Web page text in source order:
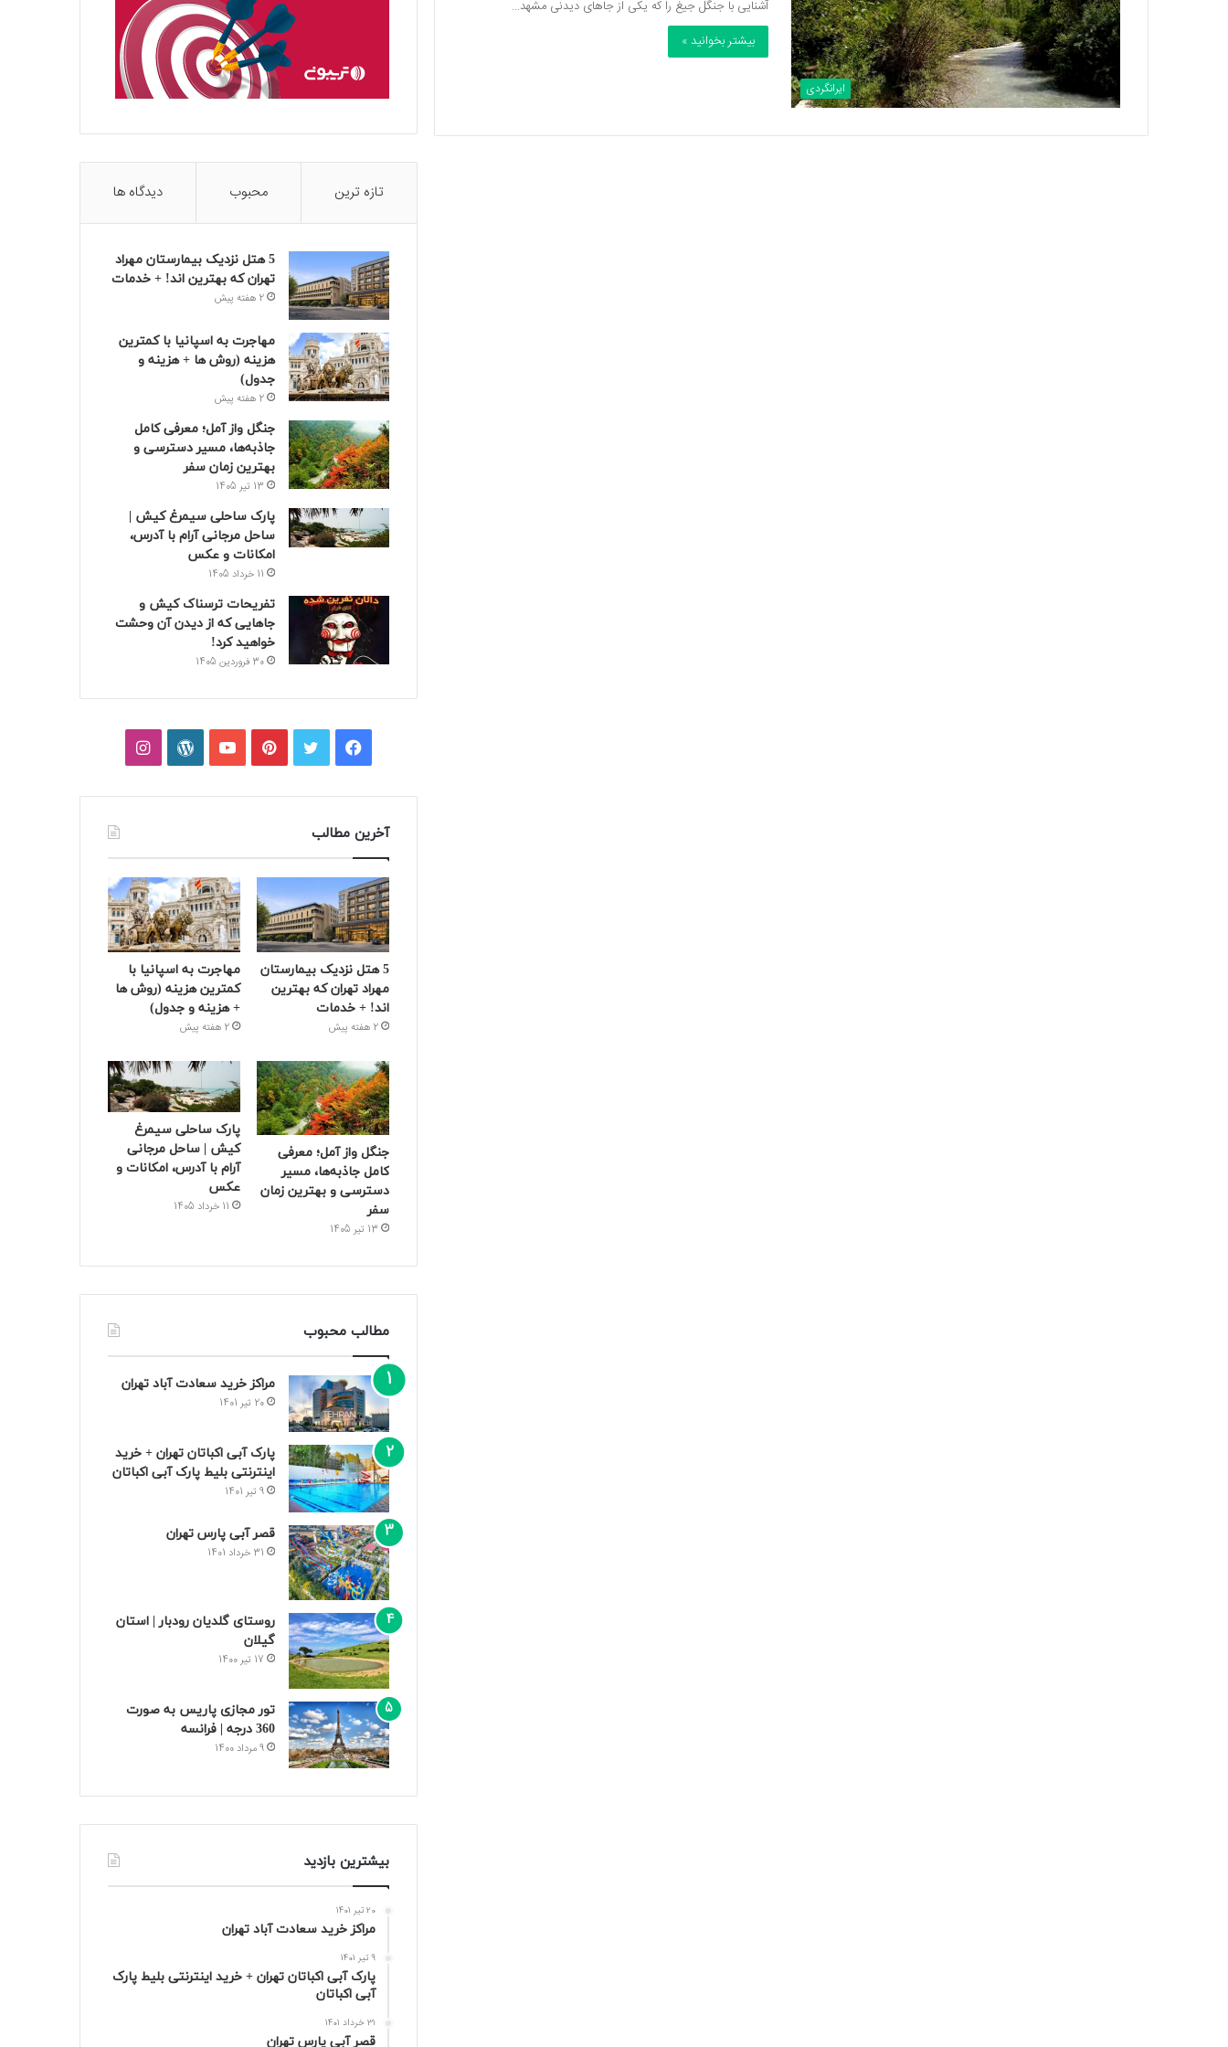
ایرانگردی
آشنایی با جنگل جیغ را که یکی از جاهای دیدنی مشهد…
بیشتر بخوانید »
تازه ترین محبوب دیدگاه ها
5 هتل نزدیک بیمارستان مهراد
تهران که بهترین‌ اند! + خدمات
2 هفته پیش
مهاجرت به اسپانیا با کمترین
هزینه (روش ها + هزینه و
جدول)
2 هفته پیش
جنگل واز آمل؛ معرفی کامل
جاذبه‌ها، مسیر دسترسی و
بهترین زمان سفر
13 تیر 1405
پارک ساحلی سیمرغ کیش |
ساحل مرجانی آرام با آدرس،
امکانات و عکس
11 خرداد 1405
تفریحات ترسناک کیش و
جاهایی که از دیدن آن وحشت
خواهید کرد!
30 فروردین 1405
فیسبوکتوییترپینتریستیوتیوبوردپرساینستاگرام
آخرین مطالب
5 هتل نزدیک بیمارستان
مهراد تهران که بهترین‌
اند! + خدمات
2 هفته پیش
مهاجرت به اسپانیا با
کمترین هزینه (روش ها
+ هزینه و جدول)
2 هفته پیش
جنگل واز آمل؛ معرفی
کامل جاذبه‌ها، مسیر
دسترسی و بهترین زمان
سفر
13 تیر 1405
پارک ساحلی سیمرغ
کیش | ساحل مرجانی
آرام با آدرس، امکانات و
عکس
11 خرداد 1405
مطالب محبوب
مراکز خرید سعادت‌ آباد تهران
20 تیر 1401
پارک آبی اکباتان تهران + خرید
اینترنتی بلیط پارک آبی اکباتان
9 تیر 1401
قصر آبی پارس تهران
31 خرداد 1401
روستای گلدیان رودبار | استان
گیلان
17 تیر 1400
تور مجازی پاریس به صورت
360 درجه | فرانسه
9 مرداد 1400
بیشترین بازدید
20 تیر 1401
مراکز خرید سعادت‌ آباد تهران
9 تیر 1401
پارک آبی اکباتان تهران + خرید اینترنتی بلیط پارک
آبی اکباتان
31 خرداد 1401
قصر آبی پارس تهران